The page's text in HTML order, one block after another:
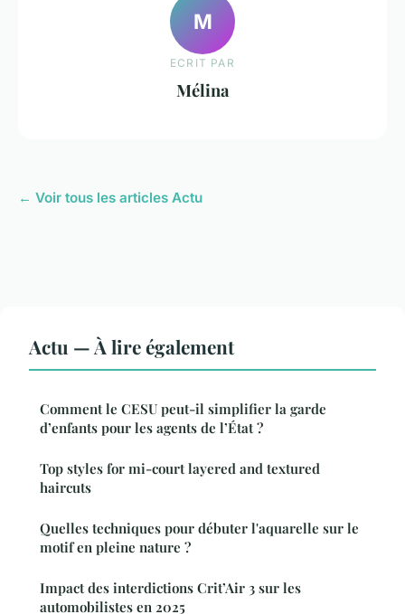
M
ECRIT PAR
Mélina
← Voir tous les articles Actu
Actu — À lire également
Comment le CESU peut-il simplifier la garde
d’enfants pour les agents de l’État ?
Top styles for mi-court layered and textured
haircuts
Quelles techniques pour débuter l'aquarelle sur le
motif en pleine nature ?
Impact des interdictions Crit’Air 3 sur les
automobilistes en 2025